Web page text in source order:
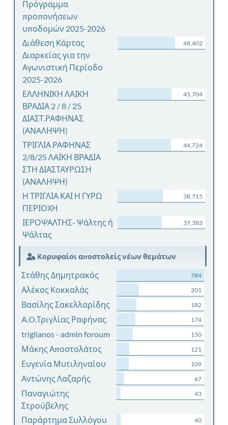
Πρόγραμμα
προπονήσεων
υποδομών 2025-2026
Διάθεση Κάρτας
Διαρκείας για την
Αγωνιστική Περίοδο
2025-2026
48,402
ΕΛΛΗΝΙΚΗ ΛΑΙΚΗ
ΒΡΑΔΙΑ 2 / 8 / 25
ΔΙΑΣΤ.ΡΑΦΗΝΑΣ
(ΑΝΑΛΗΨΗ)
45,704
ΤΡΙΓΛΙΑ ΡΑΦΗΝΑΣ
2/8/25 ΛΑΪΚΗ ΒΡΑΔΙΑ
ΣΤΗ ΔΙΑΣΤΑΥΡΩΣΗ
(ΑΝΑΛΗΨΗ)
44,724
Η ΤΡΙΓΛΙΑ ΚΑΙ Η ΓΥΡΩ
ΠΕΡΙΟΧΗ
38,715
ΙΕΡΟΨΑΛΤΗΣ- Ψάλτης ή
Ψάλτας
37,383
Κορυφαίοι αποστολείς νέων θεμάτων
Στάθης Δημητρακός 784
Αλέκος Κοκκαλάς 201
Βασίλης Σακελλαρίδης 182
A.O.Τριγλίας Ραφήνας 174
triglianos - admin foroum 150
Μάκης Αποστολάτος 121
Ευγενία Μυτιληναίου 109
Αντώνης Λαζαρής 67
Παναγιώτης
Στρούβελης
43
Παράρτημα Συλλόγου
40